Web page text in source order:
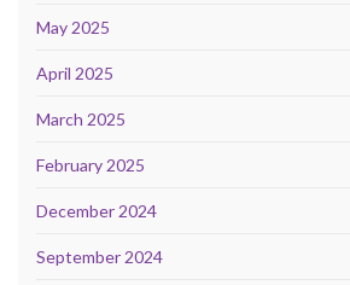
May 2025
April 2025
March 2025
February 2025
December 2024
September 2024